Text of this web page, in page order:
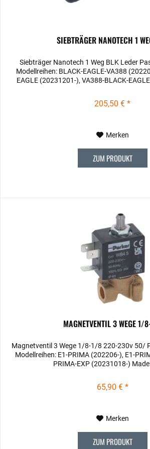
SIEBTRÄGER NANOTECH 1
Siebträger Nanotech 1 Weg BLK Leder
Modellreihen: BLACK-EAGLE-VA388
EAGLE (20231201-), VA388-BLACK-
205,50 € *
Merken
ZUM PRODUKT
MAGNETVENTIL 3 WEGE 1/
Magnetventil 3 Wege 1/8-1/8 220-230v 50/
Modellreihen: E1-PRIMA (202206-), E1-
PRIMA-EXP (20231018-)
65,90 € *
Merken
ZUM PRODUKT